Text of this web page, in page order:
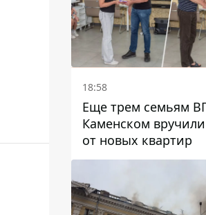
18:58
Еще трем семьям
Каменском
от новых квартир